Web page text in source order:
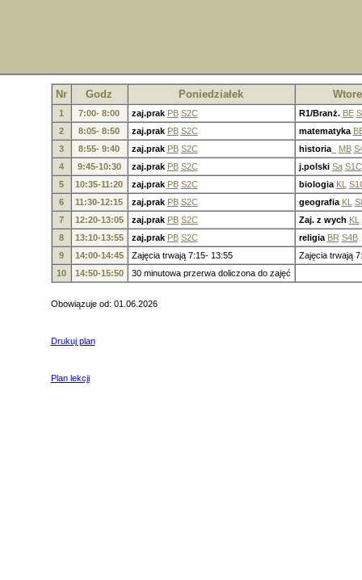
Nr Godz Poniedziałek
1 7:00- 8:00 zaj.prak PB S2C R1/Branż. BE
2
8:05- 8:50 zaj.prak PB S2C matematyka
3
8:55- 9:40 zaj.prak PB S2C historia_ MB
4
9:45-10:30 zaj.prak PB S2C j.polski Sa S1C
5
10:35-11:20 zaj.prak PB S2C biologia KL
6
11:30-12:15 zaj.prak PB S2C geografia KL
7
12:20-13:05 zaj.prak PB S2C Zaj. z wych KL
8
13:10-13:55 zaj.prak PB S2C religia BR S4B
9
14:00-14:45 Zajęcia trwają 7:15- 13:55
Zajęcia trwają
10
14:50-15:50 30 minutowa przerwa doliczona do zajęć
Obowiązuje od: 01.06.2026
Drukuj plan
Plan lekcji